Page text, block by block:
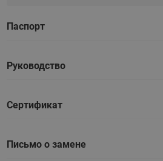
Паспорт
Руководство
Сертификат
Письмо о замене